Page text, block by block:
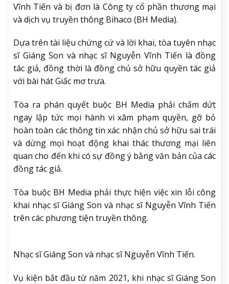
Vĩnh Tiến và bị đơn là Công ty cổ phần thương mại
và dịch vụ truyền thông Bihaco (BH Media).
Dựa trên tài liệu chứng cứ và lời khai, tòa tuyên nhạc
sĩ Giáng Son và nhạc sĩ Nguyễn Vĩnh Tiến là đồng
tác giả, đồng thời là đồng chủ sở hữu quyền tác giả
với bài hát Giấc mơ trưa.
Tòa ra phán quyết buộc BH Media phải chấm dứt
ngay lập tức mọi hành vi xâm phạm quyền, gỡ bỏ
hoàn toàn các thông tin xác nhận chủ sở hữu sai trái
và dừng mọi hoạt động khai thác thương mại liên
quan cho đến khi có sự đồng ý bằng văn bản của các
đồng tác giả.
Tòa buộc BH Media phải thực hiện việc xin lỗi công
khai nhạc sĩ Giáng Son và nhạc sĩ Nguyễn Vĩnh Tiến
trên các phương tiện truyền thông.
Nhạc sĩ Giáng Son và nhạc sĩ Nguyễn Vĩnh Tiến.
Vụ kiện bắt đầu từ năm 2021, khi nhạc sĩ Giáng Son